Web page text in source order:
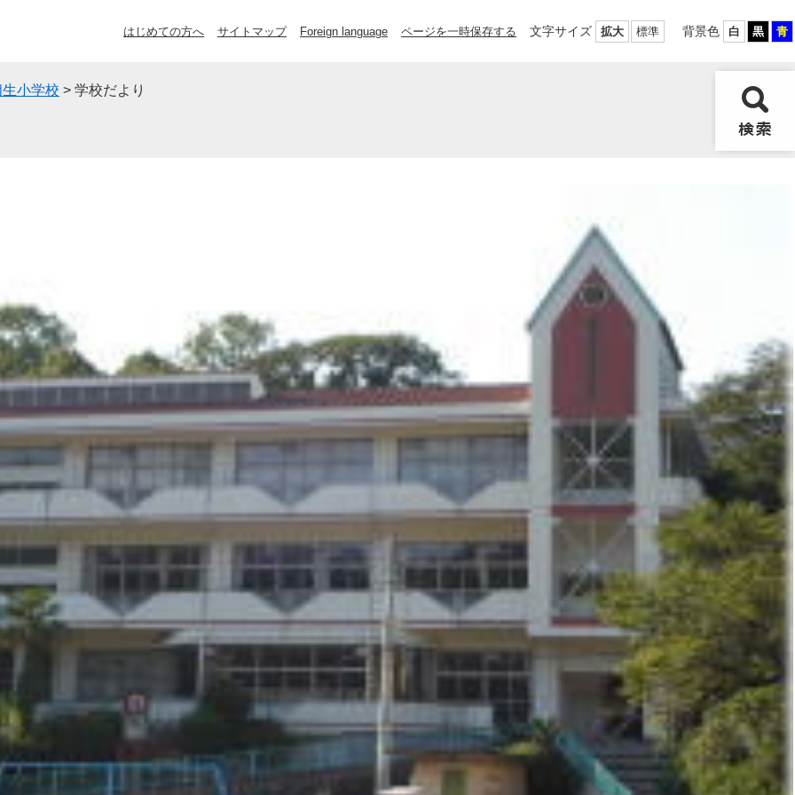
はじめての方へ サイトマップ Foreign language ページを一時保存する 文字サイズ 拡大 標準 背景色 白 黒 青
生小学校 > 学校だより